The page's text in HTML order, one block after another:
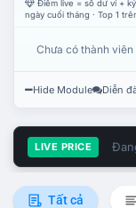
Điểm live = số dư ví +
ngày cuối tháng · Top 1
Chưa có thành
Hide Module Diễn
LIVE PRICE
Tất cả